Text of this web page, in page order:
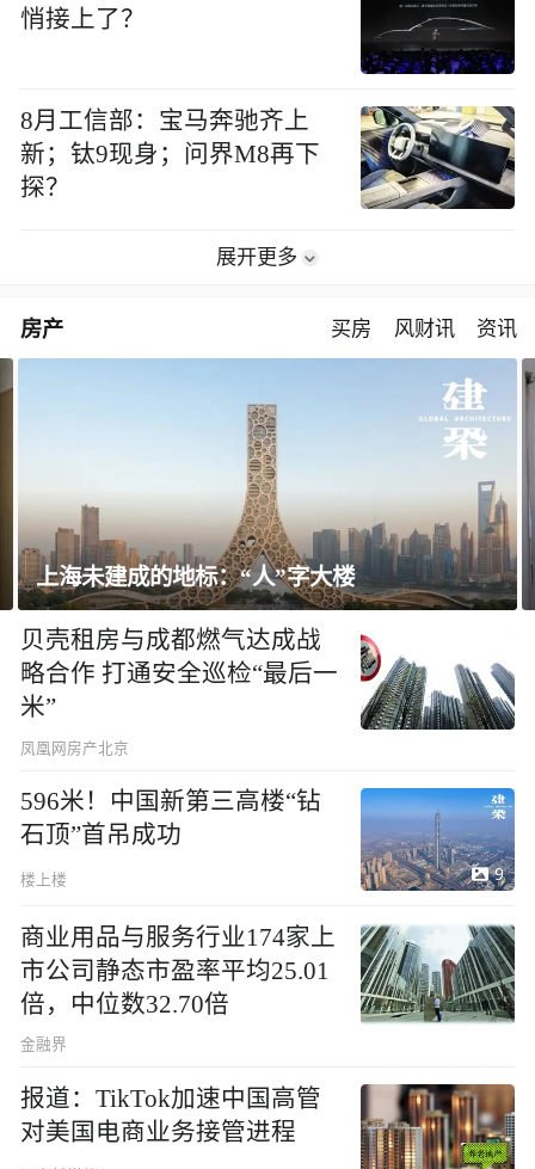
悄接上了？
8月工信部：宝马奔驰齐上
新；钛9现身；问界M8再下
探？
展开更多
房产 买房 风财讯 资讯
飘窗竟然能变身全屋C位 都后悔没早知道！
贝壳租房与成都燃气达成战
略合作 打通安全巡检“最后一
米”
凤凰网房产北京
596米！中国新第三高楼“钻
石顶”首吊成功
楼上楼 9
商业用品与服务行业174家上
市公司静态市盈率平均25.01
倍，中位数32.70倍
金融界
报道：TikTok加速中国高管
对美国电商业务接管进程